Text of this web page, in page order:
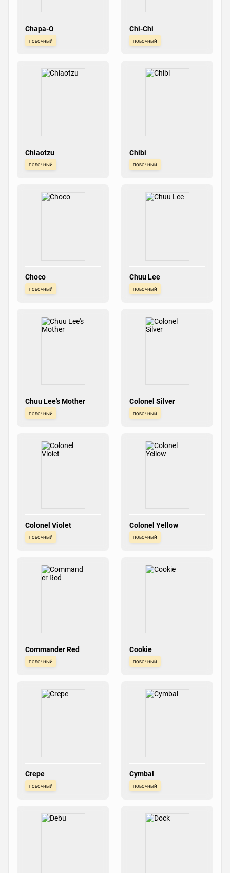
Chapa-O
побочный
Chi-Chi
побочный
Chiaotzu
побочный
Chibi
побочный
Choco
побочный
Chuu Lee
побочный
Chuu Lee's Mother
побочный
Colonel Silver
побочный
Colonel Violet
побочный
Colonel Yellow
побочный
Commander Red
побочный
Cookie
побочный
Crepe
побочный
Cymbal
побочный